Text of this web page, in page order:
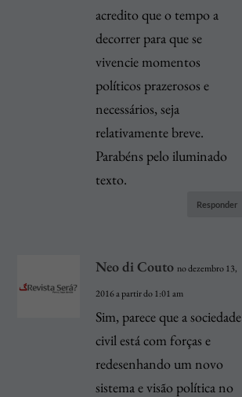
acredito que o tempo a
decorrer para que se
vivencie momentos
políticos prazerosos e
necessários, seja
relativamente breve.
Parabéns pelo iluminado
texto.
Responder
Neo di Couto no dezembro 13,
2016 a partir do 1:01 am
Sim, parece que a sociedade
civil está com forças e
redesenhando um novo
sistema e visão política no